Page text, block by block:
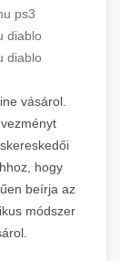
ps3
diablo
diablo
vásárol.
hogy
beírja az
módszer